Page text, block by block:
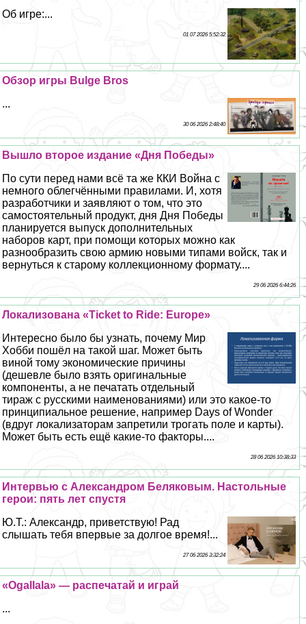
Об игре:...
01 07 2026 5:52:32
Обзор игры Bulge Bros
...
30 06 2026 2:48:40
Вышло второе издание «Дня Победы»
По сути перед нами всё та же ККИ Война с
немного облегчёнными правилами. И, хотя
разработчики и заявляют о том, что это
самостоятельный продукт, дня Дня Победы
планируется выпуск дополнительных
наборов карт, при помощи которых можно как
разнообразить свою армию новыми типами войск, так и
вернуться к старому коллекционному формату....
29 06 2026 6:44:26
Локализована «Ticket to Ride: Europe»
Интересно было бы узнать, почему Мир
Хобби пошёл на такой шаг. Может быть
виной тому экономические причины
(дешевле было взять оригинальные
компоненты, а не печатать отдельный
тираж с русскими наименованиями) или это какое-то
принципиальное решение, например Days of Wonder
(вдруг локализаторам запретили трогать поле и карты).
Может быть есть ещё какие-то факторы....
28 06 2026 10:38:33
Интервью с Александром Беляковым. Настольные
герои: пять лет спустя
Ю.Т.: Александр, приветствую! Рад
слышать тебя впервые за долгое время!...
27 06 2026 3:32:24
«Ogallala» — распечатай и играй
...